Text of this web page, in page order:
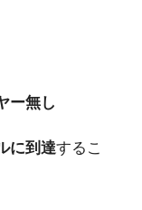
ー無し
に到達するこ